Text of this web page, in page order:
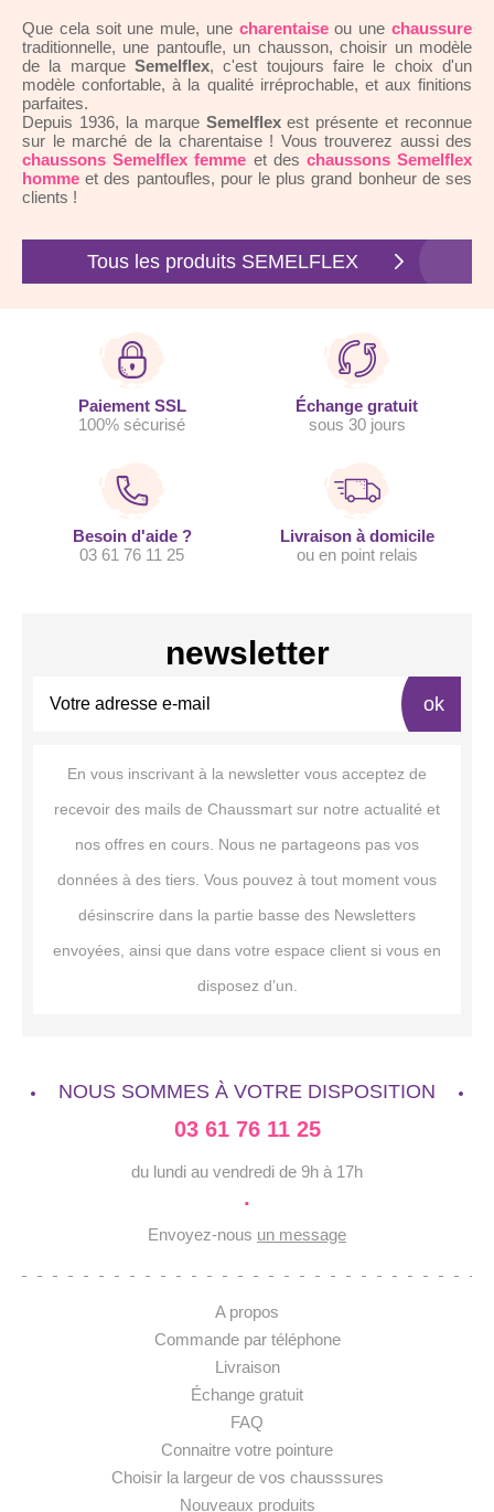
Que cela soit une mule, une charentaiseou unechaussure
traditionnelle, une pantoufle, un chausson, choisir un modèle
de la marque Semelflex, c'est toujours faire le choix d'un
modèle confortable, à la qualité irréprochable, et aux finitions
parfaites.
Depuis 1936, la marque Semelflexest présente et reconnue
sur le marché de la charentaise ! Vous trouverez aussi des
chaussons Semelflex femme et des chaussons Semelflex
homme et des pantoufles, pour le plus grand bonheur de ses
clients !
Tous les produits SEMELFLEX
Paiement SSL
100% sécurisé
Échange gratuit
sous 30 jours
Besoin d'aide ?
03 61 76 11 25
Livraison à domicile
ou en point relais
newsletter
ok
En vous inscrivant à la newsletter vous acceptez de
recevoir des mails de Chaussmart sur notre actualité et
nos offres en cours. Nous ne partageons pas vos
données à des tiers. Vous pouvez à tout moment vous
désinscrire dans la partie basse des Newsletters
envoyées, ainsi que dans votre espace client si vous en
disposez d’un.
NOUS SOMMES À VOTRE DISPOSITION
03 61 76 11 25
du lundi au vendredi de 9h à 17h
·
Envoyez-nous un message
A propos
Commande par téléphone
Livraison
Échange gratuit
FAQ
Connaitre votre pointure
Choisir la largeur de vos chausssures
Nouveaux produits